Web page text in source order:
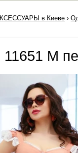
в Киеве ›
M